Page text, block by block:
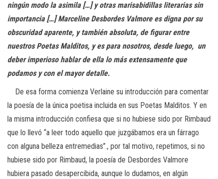
ningún modo la asimila […] y otrasmarisabidillas literarias sin
importancia […] Marceline Desbordes Valmore es digna por su
obscuridad aparente, y también absoluta, de figurar entre
nuestros Poetas Malditos, y es para nosotros, desde luego, un
deber imperioso hablar de ella lo más extensamente que
podamos ycon el mayor detalle.
De esa forma comienza Verlaine su introducción para comentar
la poesía de la única poetisa incluida en sus Poetas Malditos. Y en
la misma introducción confiesa que si no hubiese sido por Rimbaud
que lo llevó “a leer todo aquello que juzgábamos era un fárrago
con alguna belleza entremedias”., por tal motivo, repetimos, si no
hubiese sido por Rimbaud, la poesía de Desbordes Valmore
hubiera pasado desapercibida, aunque lo dudamos, en algún